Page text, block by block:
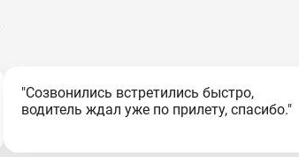
"Созвонились встретились быстро,
водитель ждал уже по прилету, спасибо."